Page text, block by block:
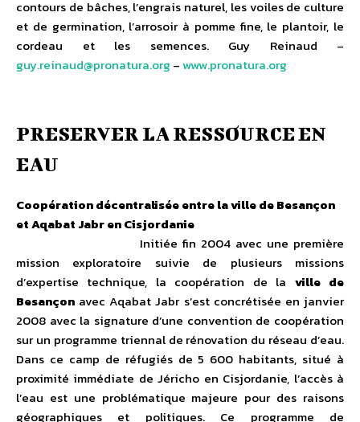
contours de bâches, l’engrais naturel, les voiles de culture
et de germination, l’arrosoir à pomme fine, le plantoir, le
cordeau et les semences. Guy Reinaud –
guy.reinaud@pronatura.org –www.pronatura.org
PRESERVER LA RESSOURCE EN
EAU
Coopération décentralisée entre la ville de Besançon
et Aqabat Jabr en Cisjordanie
Initiée fin 2004 avec une première
mission exploratoire suivie de plusieurs missions
d’expertise technique, la coopération de la ville de
Besançon avec Aqabat Jabr s’est concrétisée en janvier
2008 avec la signature d’une convention de coopération
sur un programme triennal de rénovation du réseau d’eau.
Dans ce camp de réfugiés de 5 600 habitants, situé à
proximité immédiate de Jéricho en Cisjordanie, l’accès à
l’eau est une problématique majeure pour des raisons
géographiques et politiques. Ce programme de